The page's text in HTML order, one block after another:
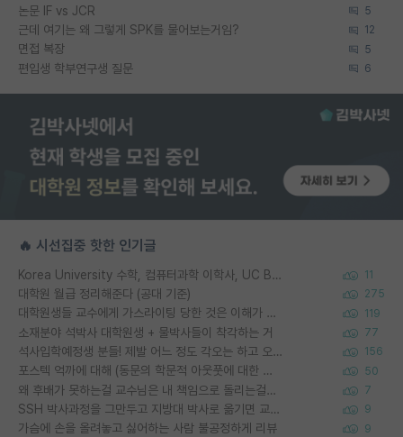
논문 IF vs JCR 5
근데 여기는 왜 그렇게 SPK를 물어보는거임? 12
면접 복장 5
편입생 학부연구생 질문 6
🔥 시선집중 핫한 인기글
Korea University 수학, 컴퓨터과학 이학사, UC Berkeley 산업공학 대학원 공학박사가 되는 것은 쉽지 않겠죠? 11
대학원 월급 정리해준다 (공대 기준) 275
대학원생들 교수에게 가스라이팅 당한 것은 이해가 갑니다. 안타깝네요. 119
소재분야 석박사 대학원생 + 물박사들이 착각하는 거 77
석사입학예정생 분들! 제발 어느 정도 각오는 하고 오세요. 156
포스텍 억까에 대해 (동문의 학문적 아웃풋에 대한 반박) 50
왜 후배가 못하는걸 교수님은 내 책임으로 돌리는걸까요? 7
SSH 박사과정을 그만두고 지방대 박사로 옮기면 교수의 꿈은 끝일까요? 9
가슴에 손을 올려놓고 싫어하는 사람 불공정하게 리뷰 9